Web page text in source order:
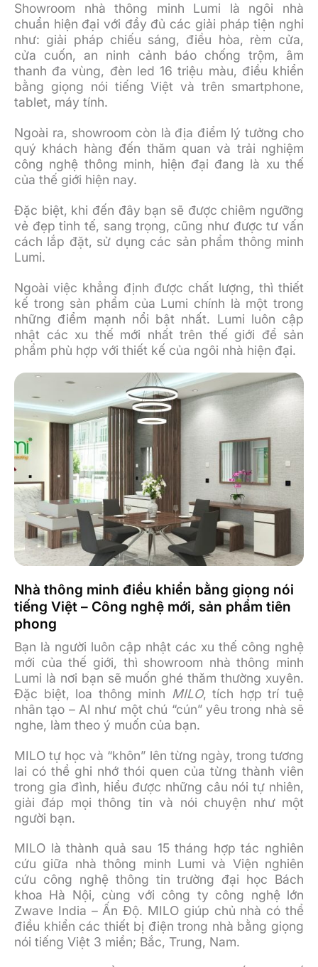
Showroom nhà thông minh Lumi là ngôi nhà
chuẩn hiện đại với đầy đủ các giải pháp tiện nghi
như: giải pháp chiếu sáng, điều hòa, rèm cửa,
cửa cuốn, an ninh cảnh báo chống trộm, âm
thanh đa vùng, đèn led 16 triệu màu, điều khiển
bằng giọng nói tiếng Việt và trên smartphone,
tablet, máy tính.
Ngoài ra, showroom còn là địa điểm lý tưởng cho
quý khách hàng đến thăm quan và trải nghiệm
công nghệ thông minh, hiện đại đang là xu thế
của thế giới hiện nay.
Đặc biệt, khi đến đây bạn sẽ được chiêm ngưỡng
vẻ đẹp tinh tế, sang trọng, cũng như được tư vấn
cách lắp đặt, sử dụng các sản phẩm thông minh
Lumi.
Ngoài việc khẳng định được chất lượng, thì thiết
kế trong sản phẩm của Lumi chính là một trong
những điểm mạnh nổi bật nhất. Lumi luôn cập
nhật các xu thế mới nhất trên thế giới để sản
phẩm phù hợp với thiết kế của ngôi nhà hiện đại.
Nhà thông minh điều khiển bằng giọng nói
tiếng Việt – Công nghệ mới, sản phẩm tiên
phong
Bạn là người luôn cập nhật các xu thế công nghệ
mới của thế giới, thì showroom nhà thông minh
Lumi là nơi bạn sẽ muốn ghé thăm thường xuyên.
Đặc biệt, loa thông minh MILO, tích hợp trí tuệ
nhân tạo – AI như một chú “cún” yêu trong nhà sẽ
nghe, làm theo ý muốn của bạn.
MILO tự học và “khôn” lên từng ngày, trong tương
lai có thể ghi nhớ thói quen của từng thành viên
trong gia đình, hiểu được những câu nói tự nhiên,
giải đáp mọi thông tin và nói chuyện như một
người bạn.
MILO là thành quả sau 15 tháng hợp tác nghiên
cứu giữa nhà thông minh Lumi và Viện nghiên
cứu công nghệ thông tin trường đại học Bách
khoa Hà Nội, cùng với công ty công nghệ lớn
Zwave India – Ấn Độ. MILO giúp chủ nhà có thể
điều khiển các thiết bị điện trong nhà bằng giọng
nói tiếng Việt 3 miền; Bắc, Trung, Nam.